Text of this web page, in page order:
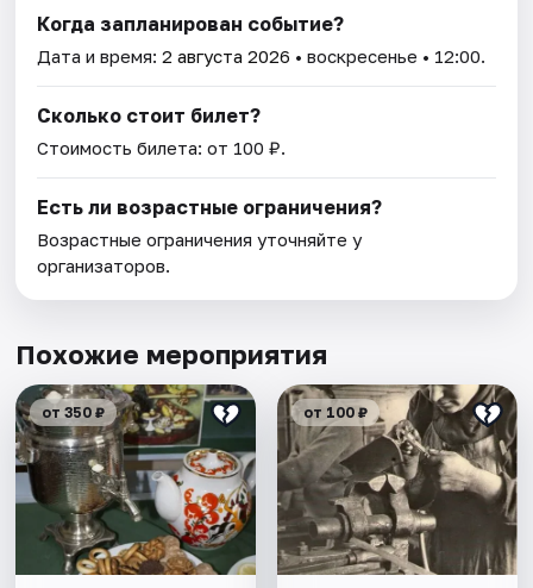
Когда запланирован событие?
Дата и время:2 августа 2026 • воскресенье • 12:00.
Сколько стоит билет?
Стоимость билета: от 100 ₽.
Есть ли возрастные ограничения?
Возрастные ограничения уточняйте у
организаторов.
Похожие мероприятия
от 350 ₽ от 100 ₽